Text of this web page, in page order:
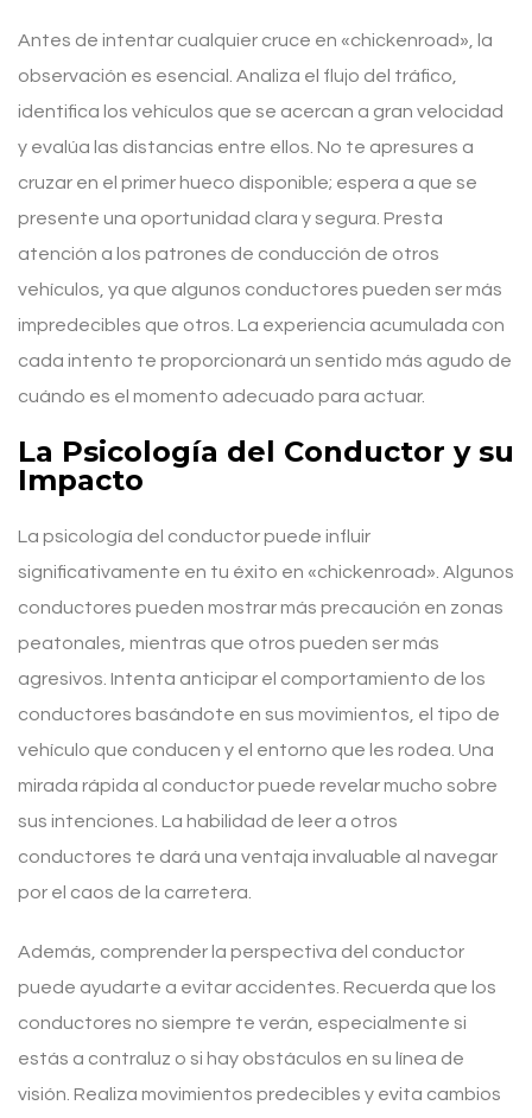
Antes de intentar cualquier cruce en «chickenroad», la
observación es esencial. Analiza el flujo del tráfico,
identifica los vehículos que se acercan a gran velocidad
y evalúa las distancias entre ellos. No te apresures a
cruzar en el primer hueco disponible; espera a que se
presente una oportunidad clara y segura. Presta
atención a los patrones de conducción de otros
vehículos, ya que algunos conductores pueden ser más
impredecibles que otros. La experiencia acumulada con
cada intento te proporcionará un sentido más agudo de
cuándo es el momento adecuado para actuar.
La Psicología del Conductor y su
Impacto
La psicología del conductor puede influir
significativamente en tu éxito en «chickenroad». Algunos
conductores pueden mostrar más precaución en zonas
peatonales, mientras que otros pueden ser más
agresivos. Intenta anticipar el comportamiento de los
conductores basándote en sus movimientos, el tipo de
vehículo que conducen y el entorno que les rodea. Una
mirada rápida al conductor puede revelar mucho sobre
sus intenciones. La habilidad de leer a otros
conductores te dará una ventaja invaluable al navegar
por el caos de la carretera.
Además, comprender la perspectiva del conductor
puede ayudarte a evitar accidentes. Recuerda que los
conductores no siempre te verán, especialmente si
estás a contraluz o si hay obstáculos en su línea de
visión. Realiza movimientos predecibles y evita cambios